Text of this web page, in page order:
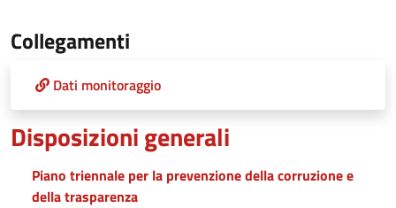
Collegamenti
Dati monitoraggio
Disposizioni generali
Piano triennale per la prevenzione della corruzione e
della trasparenza